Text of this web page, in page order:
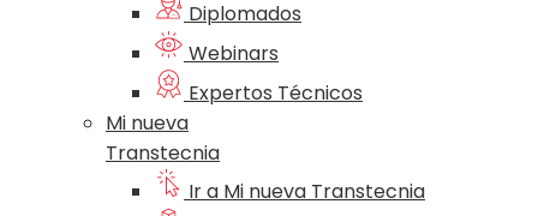
Diplomados
Webinars
Expertos Técnicos
Mi nueva
Transtecnia
Ir a Mi nueva Transtecnia